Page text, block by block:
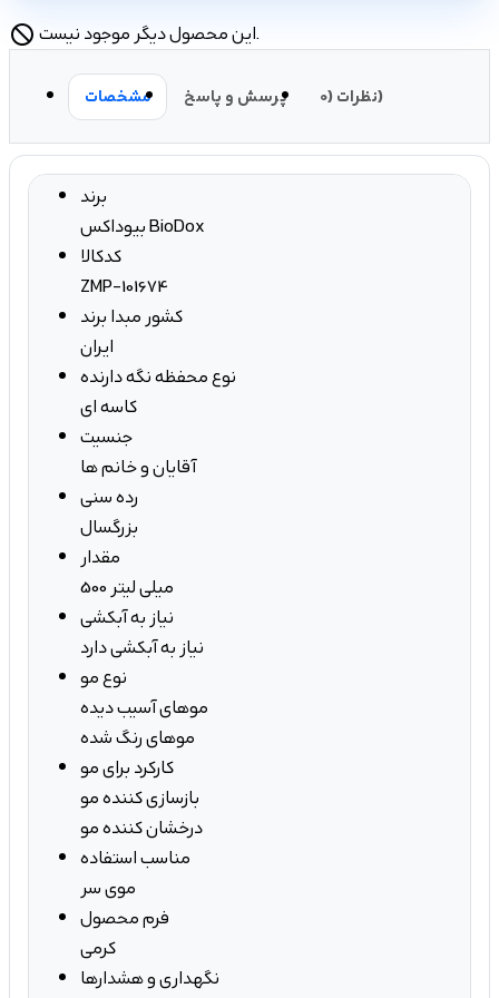
block این محصول دیگر موجود نیست.
مشخصات پرسش و پاسخ نظرات (0)
برند
بیوداکس BioDox
کدکالا
ZMP-101674
کشور مبدا برند
ایران
نوع محفظه نگه دارنده
کاسه ای
جنسیت
آقایان و خانم ها
رده سنی
بزرگسال
مقدار
500 میلی لیتر
نیاز به آبکشی
نیاز به آبکشی دارد
نوع مو
موهای آسیب دیده
موهای رنگ شده
کارکرد برای مو
بازسازی کننده مو
درخشان کننده مو
مناسب استفاده
موی سر
فرم محصول
کرمی
نگهداری و هشدارها